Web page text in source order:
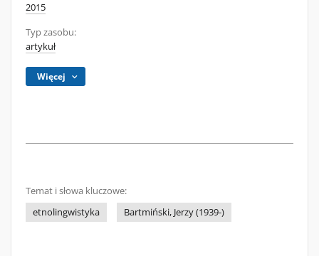
2015
Typ zasobu:
artykuł
Więcej
Temat i słowa kluczowe:
etnolingwistyka
Bartmiński, Jerzy (1939-)